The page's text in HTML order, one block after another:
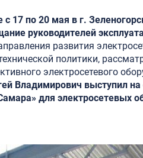
17 по 20 мая в г.
руководителей
развития
политики,
электросетевого
Владимирович выступил
для электросетевых